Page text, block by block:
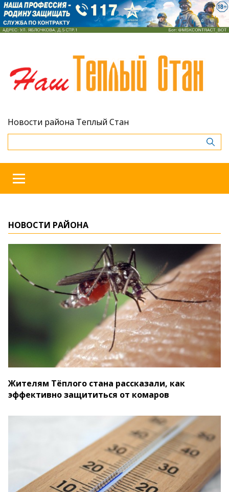
Новости района Теплый Стан
НОВОСТИ РАЙОНА
Жителям Тёплого стана рассказали, как
эффективно защититься от комаров